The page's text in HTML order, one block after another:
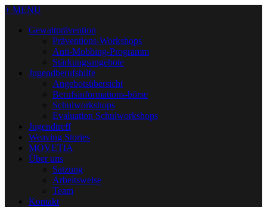
+ MENU
Gewaltprävention
Präventions-Workshops
Anti-Mobbing-Programm
Stärkungsangebote
Jugendberufshilfe
Angebotsübersicht
Berufsinformations-börse
Schulworkshops
Evaluation Schulworkshops
Jugendtreff
Weaving Stories
MOVETIA
Über uns
Satzung
Arbeitsweise
Team
Kontakt